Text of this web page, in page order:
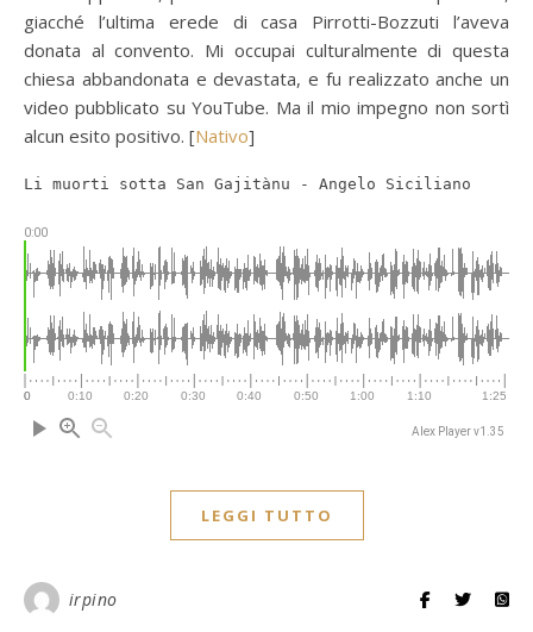
giacché l’ultima erede di casa Pirrotti-Bozzuti l’aveva
donata al convento. Mi occupai culturalmente di questa
chiesa abbandonata e devastata, e fu realizzato anche un
video pubblicato su YouTube. Ma il mio impegno non sortì
alcun esito positivo. [Nativo]
Li muorti sotta San Gajitànu - Angelo Siciliano
0:00
Alex Player v1.35
LEGGI TUTTO
irpino